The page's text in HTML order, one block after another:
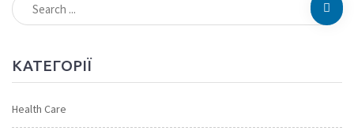
КАТЕГОРІЇ
Health Care